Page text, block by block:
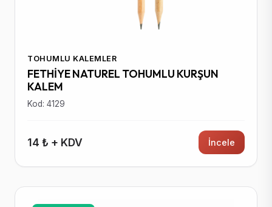
TOHUMLU KALEMLER
FETHİYE NATUREL TOHUMLU KURŞUN
KALEM
Kod: 4129
14 ₺ + KDV İncele